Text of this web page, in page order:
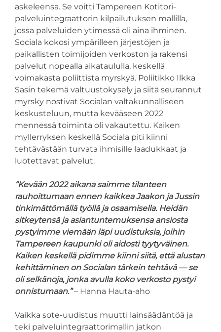
askeleensa. Se voitti Tampereen Kotitori-
palveluintegraattorin kilpailutuksen mallilla,
jossa palveluiden ytimessä oli aina ihminen.
Sociala kokosi ympärilleen järjestöjen ja
paikallisten toimijoiden verkoston ja rakensi
palvelut nopealla aikataululla, keskellä
voimakasta poliittista myrskyä. Poliitikko Ilkka
Sasin tekemä valtuustokysely ja siitä seurannut
myrsky nostivat Socialan valtakunnalliseen
keskusteluun, mutta kevääseen 2022
mennessä toiminta oli vakautettu. Kaiken
myllerryksen keskellä Sociala piti kiinni
tehtävästään turvata ihmisille laadukkaat ja
luotettavat palvelut.
“Kevään 2022 aikana saimme tilanteen
rauhoittumaan ennen kaikkea Jaakon ja Jussin
tinkimättömällä työllä ja osaamisella. Heidän
sitkeytensä ja asiantuntemuksensa ansiosta
pystyimme viemään läpi uudistuksia, joihin
Tampereen kaupunki oli aidosti tyytyväinen.
Kaiken keskellä pidimme kiinni siitä, että alustan
kehittäminen on Socialan tärkein tehtävä — se
oli selkänoja, jonka avulla koko verkosto pystyi
onnistumaan.” – Hanna Hauta-aho
Vaikka sote-uudistus muutti lainsäädäntöä ja
teki palveluintegraattorimallin jatkon